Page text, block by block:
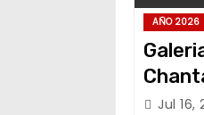
AÑO 2026
Jul 16,